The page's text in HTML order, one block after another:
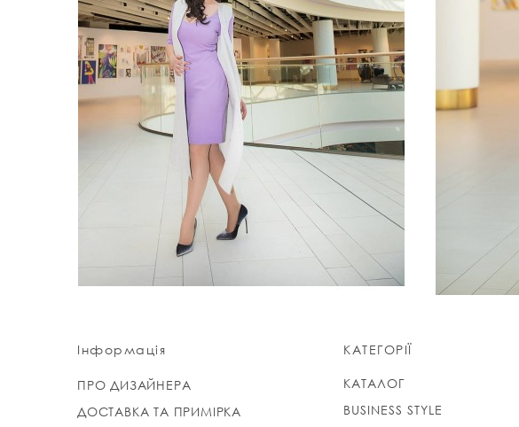
Інформація
ПРО ДИЗАЙНЕРА
ДОСТАВКА ТА ПРИМІРКА
КАТЕГОРІЇ
КАТАЛОГ
BUSINESS STYLE